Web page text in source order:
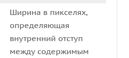
Ширина в пикселях,
определяющая
внутренний отступ
между содержимым